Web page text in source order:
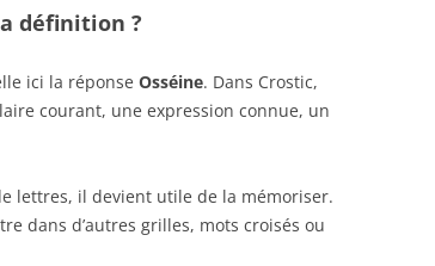
définition ?
ici la réponse Osséine. Dans Crostic,
courant, une expression connue, un
lettres, il devient utile de la mémoriser.
dans d’autres grilles, mots croisés ou